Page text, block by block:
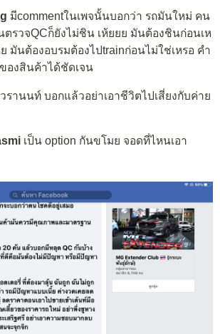
มีcommentในเพจนั้นบอกว่า รถมันใหม่ คน
รวจQCก็ยังไม่ชิน เห้ยยย มันต้องชินก่อนเห
มันต้องอบรมต้องไปtrainก่อนไม่ใช่เหรอ คำ
องสินค้าได้ชัดเจน
รานนท์ บอกแล้วอย่าเอาชีวิตไปเสี่ยงกับค่าย
เป็น option กันขโมย จอดที่ไหนเอา